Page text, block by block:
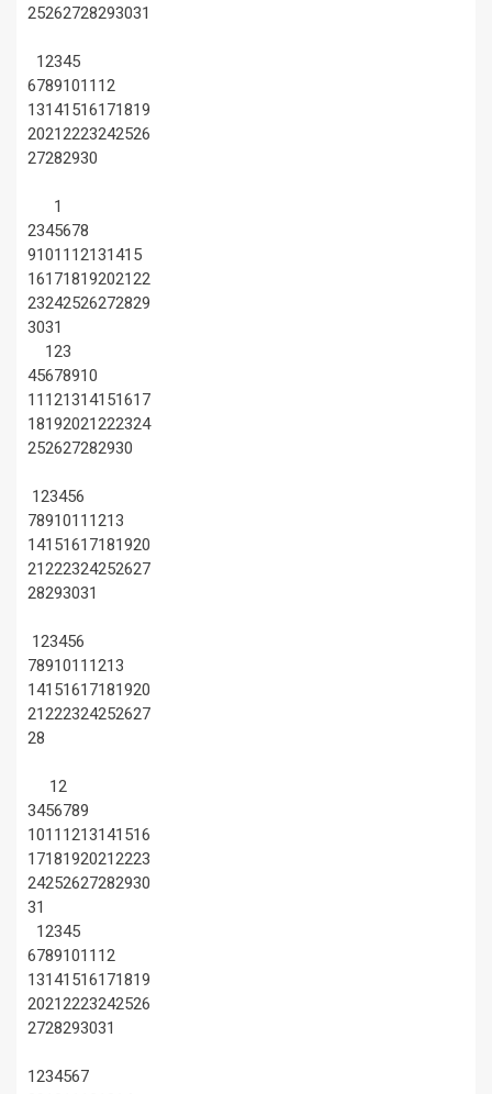
25262728293031
12345
67891011 12
13141516171819
20212223242526
27282930
1
2345678
91011 12131415
16171819202122
23242526272829
3031
123
45678910
11 121314151617
18192021222324
252627282930
123456
7891011 1213
14151617181920
21222324252627
28293031
123456
7891011 1213
14151617181920
21222324252627
28
12
3456789
1011 1213141516
17181920212223
24252627282930
31
12345
67891011 12
13141516171819
20212223242526
2728293031
1234567